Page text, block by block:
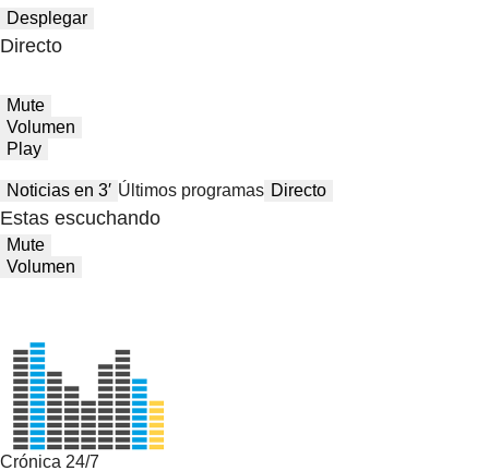
Desplegar
Directo
Mute
Volumen
Play
Noticias en 3′ Últimos programas Directo
Estas escuchando
Mute
Volumen
Crónica 24/7